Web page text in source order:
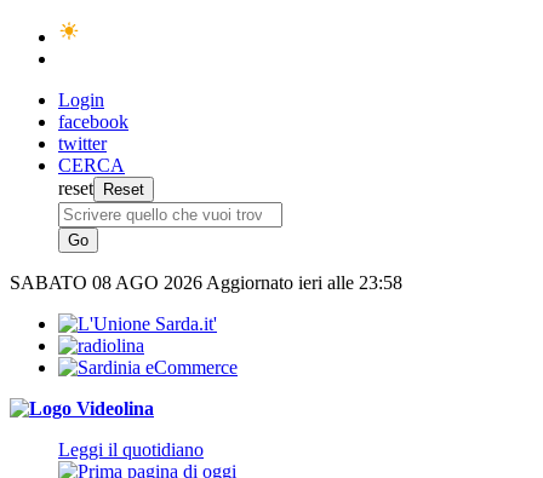
Login
facebook
twitter
CERCA
reset
SABATO 08 AGO 2026 Aggiornato ieri alle 23:58
Leggi il quotidiano